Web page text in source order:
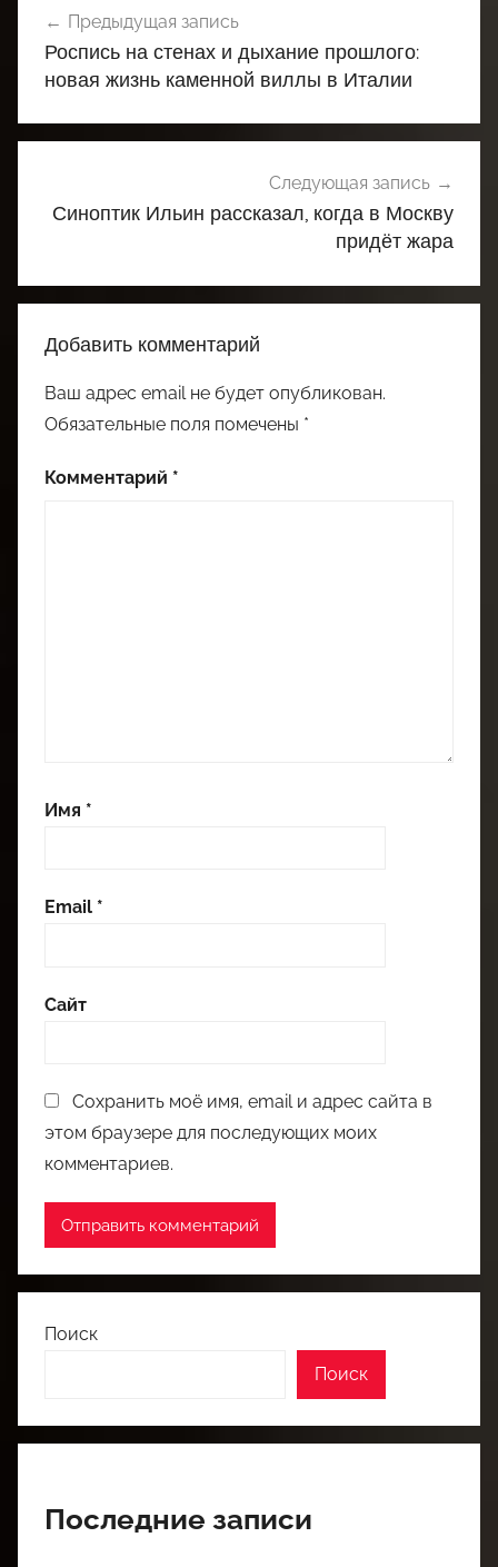
по
записям
Предыдущая запись
Роспись на стенах и дыхание прошлого:
новая жизнь каменной виллы в Италии
Следующая запись
Синоптик Ильин рассказал, когда в Москву
придёт жара
Добавить комментарий
Ваш адрес email не будет опубликован.
Обязательные поля помечены *
Комментарий *
Имя *
Email *
Сайт
Сохранить моё имя, email и адрес сайта в
этом браузере для последующих моих
комментариев.
Поиск
Поиск
Последние записи